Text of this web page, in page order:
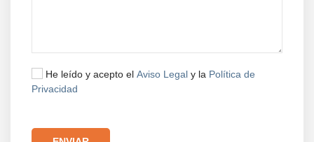
He leído y acepto el Aviso Legal y la Política de
Privacidad